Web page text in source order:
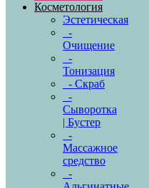
Косметология
Эстетическая
-
Очищение
-
Тонизация
- Скраб
-
Сыворотка
| Бустер
-
Массажное
средство
-